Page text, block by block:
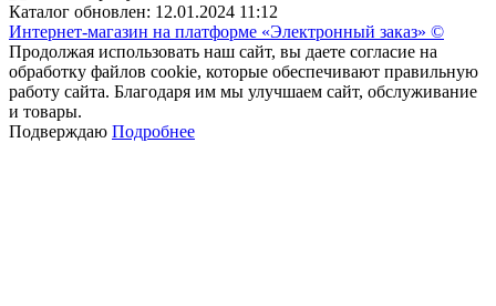
Каталог обновлен: 12.01.2024 11:12
Интернет-магазин на платформе «Электронный заказ» ©
Продолжая использовать наш сайт, вы даете согласие на
обработку файлов cookie, которые обеспечивают правильную
работу сайта. Благодаря им мы улучшаем сайт, обслуживание
и товары.
Подверждаю Подробнее